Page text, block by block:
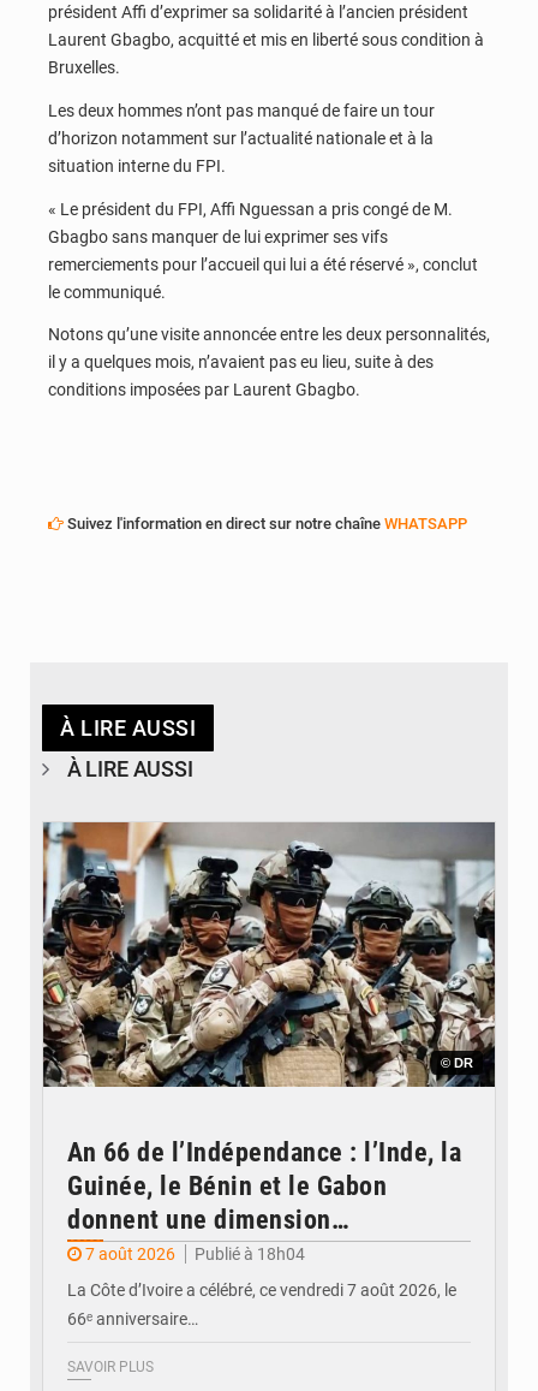
président Affi d’exprimer sa solidarité à l’ancien président
Laurent Gbagbo, acquitté et mis en liberté sous condition à
Bruxelles.
Les deux hommes n’ont pas manqué de faire un tour
d’horizon notamment sur l’actualité nationale et à la
situation interne du FPI.
« Le président du FPI, Affi Nguessan a pris congé de M.
Gbagbo sans manquer de lui exprimer ses vifs
remerciements pour l’accueil qui lui a été réservé », conclut
le communiqué.
Notons qu’une visite annoncée entre les deux personnalités,
il y a quelques mois, n’avaient pas eu lieu, suite à des
conditions imposées par Laurent Gbagbo.
Suivez l'information en direct sur notre chaîne WHATSAPP
À LIRE AUSSI
À LIRE AUSSI
© DR
An 66 de l’Indépendance : l’Inde, la
Guinée, le Bénin et le Gabon
donnent une dimension
internationale au défilé de
Yopougon
7 août 2026
Publié à 18h04
La Côte d’Ivoire a célébré, ce vendredi 7 août 2026, le
66ᵉ anniversaire…
SAVOIR PLUS